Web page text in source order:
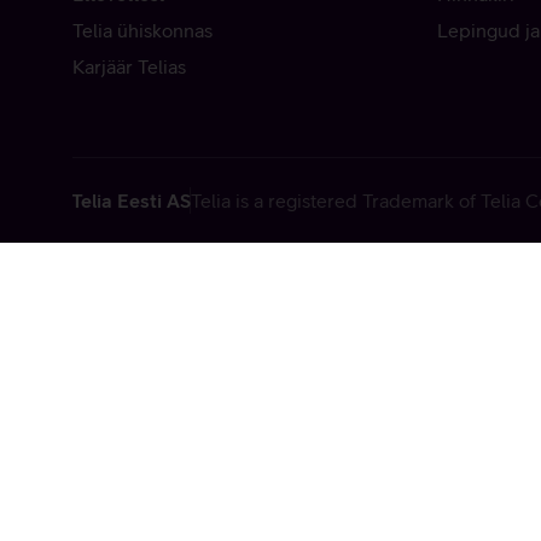
Telia ühiskonnas
Karjäär Telias
Lepingud
Telia Eesti ASTelia is a registered Trademark of Telia